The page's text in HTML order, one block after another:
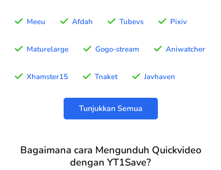
Meeu Afdah Tubevs Pixiv
Maturelarge Gogo-stream Aniwatcher
Xhamster15 Tnaket Javhaven
Tunjukkan Semua
Bagaimana cara Mengunduh Quickvideo
dengan YT1Save?